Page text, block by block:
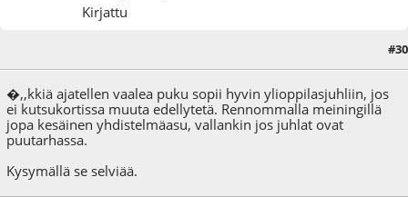
Kirjattu
#30
�,,kkiä ajatellen vaalea puku sopii hyvin ylioppilasjuhliin, jos
ei kutsukortissa muuta edellytetä. Rennommalla meiningillä
jopa kesäinen yhdistelmäasu, vallankin jos juhlat ovat
puutarhassa.
Kysymällä se selviää.